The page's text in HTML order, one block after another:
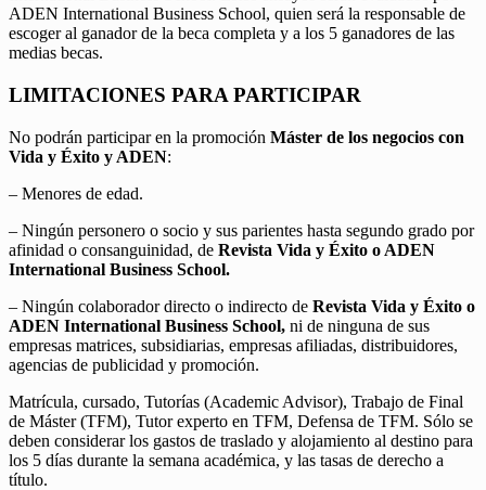
ADEN International Business School, quien será la responsable de
escoger al ganador de la beca completa y a los 5 ganadores de las
medias becas.
LIMITACIONES PARA PARTICIPAR
No podrán participar en la promoción Máster de los negocios con
Vida y Éxito y ADEN:
– Menores de edad.
– Ningún personero o socio y sus parientes hasta segundo grado por
afinidad o consanguinidad, de Revista Vida y Éxito o ADEN
International Business School.
– Ningún colaborador directo o indirecto de Revista Vida y Éxito o
ADEN International Business School, ni de ninguna de sus
empresas matrices, subsidiarias, empresas afiliadas, distribuidores,
agencias de publicidad y promoción.
Matrícula, cursado, Tutorías (Academic Advisor), Trabajo de Final
de Máster (TFM), Tutor experto en TFM, Defensa de TFM. Sólo se
deben considerar los gastos de traslado y alojamiento al destino para
los 5 días durante la semana académica, y las tasas de derecho a
título.